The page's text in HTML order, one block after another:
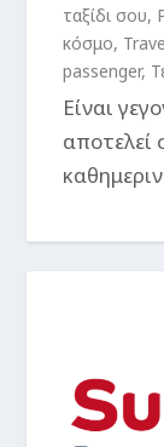
ταξίδι σου,
κόσμο,
passenger,
Είναι
αποτελεί